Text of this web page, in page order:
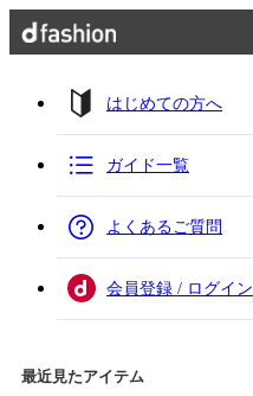
はじめての方へ
ガイド一覧
よくあるご質問
会員登録 / ログイン
最近見たアイテム